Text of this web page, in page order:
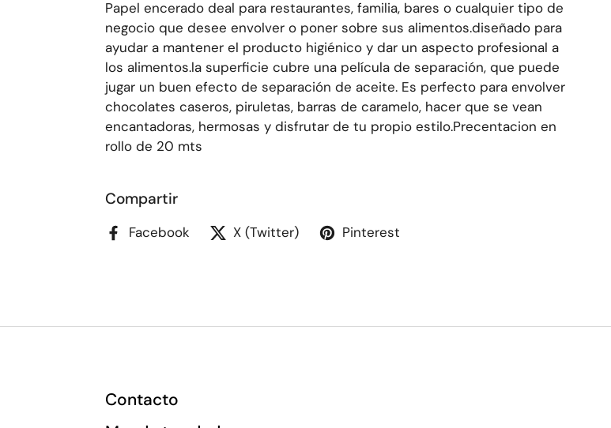
Papel encerado deal para restaurantes, familia, bares o cualquier tipo de
negocio que desee envolver o poner sobre sus alimentos.diseñado para
ayudar a mantener el producto higiénico y dar un aspecto profesional a
los alimentos.la superficie cubre una película de separación, que puede
jugar un buen efecto de separación de aceite. Es perfecto para envolver
chocolates caseros, piruletas, barras de caramelo, hacer que se vean
encantadoras, hermosas y disfrutar de tu propio estilo.Precentacion en
rollo de 20 mts
Compartir
Facebook X (Twitter) Pinterest
Contacto